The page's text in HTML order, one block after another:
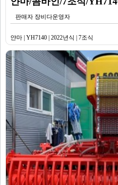
판매자 장비다운영자
얀마 | YH7140 | 2022년식 | 7조식